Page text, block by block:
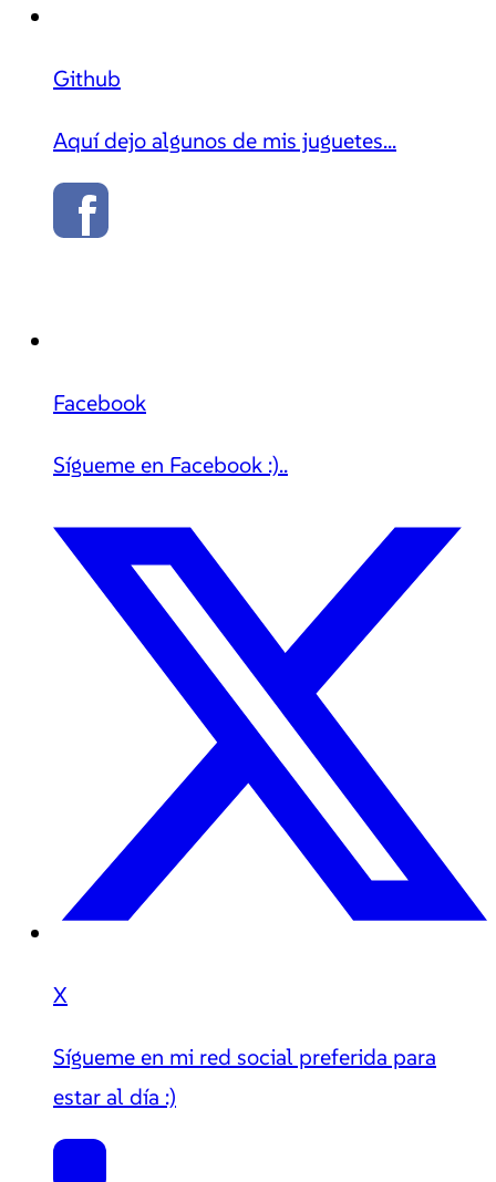
Github
Aquí dejo algunos de mis juguetes...
Facebook
Sígueme en Facebook :)..
X
Sígueme en mi red social preferida para
estar al día :)